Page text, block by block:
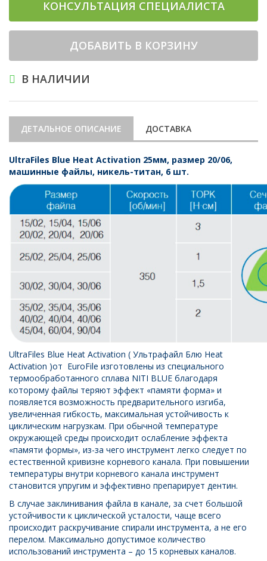
КОНСУЛЬТАЦИЯ СПЕЦИАЛИСТА
ДОБАВИТЬ В КОРЗИНУ
В НАЛИЧИИ
ДЕТАЛЬНОЕ ОПИСАНИЕ ДОСТАВКА
UltraFiles Blue Heat Activation 25мм, размер 20/06,
машинные файлы, никель-титан, 6 шт.
UltraFiles Blue Heat Activation ( Ультрафайл Блю Heat
Activation )от EuroFile изготовлены из специального
термообработанного сплава NITI BLUE благодаря
которому файлы теряют эффект «памяти форма» и
появляется возможность предварительного изгиба,
увеличенная гибкость, максимальная устойчивость к
циклическим нагрузкам. При обычной температуре
окружающей среды происходит ослабление эффекта
«памяти формы», из-за чего инструмент легко следует по
естественной кривизне корневого канала. При повышении
температуры внутри корневого канала инструмент
становится упругим и эффективно препарирует дентин.
В случае заклинивания файла в канале, за счет большой
устойчивости к циклической усталости, чаще всего
происходит раскручивание спирали инструмента, а не его
перелом. Максимально допустимое количество
использований инструмента – до 15 корневых каналов.